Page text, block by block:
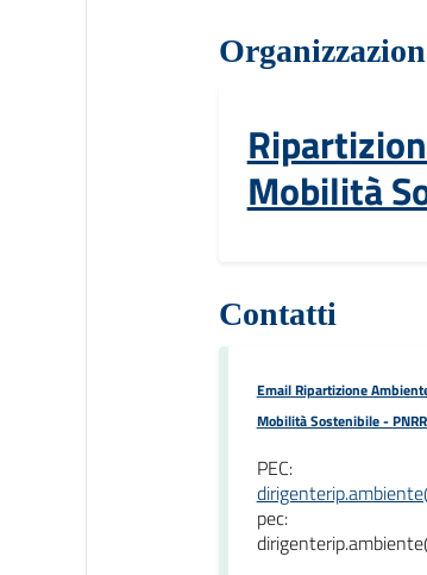
Mobilità
Contatti
Email Ripartizione
Mobilità Sostenibile -
PEC:
pec: